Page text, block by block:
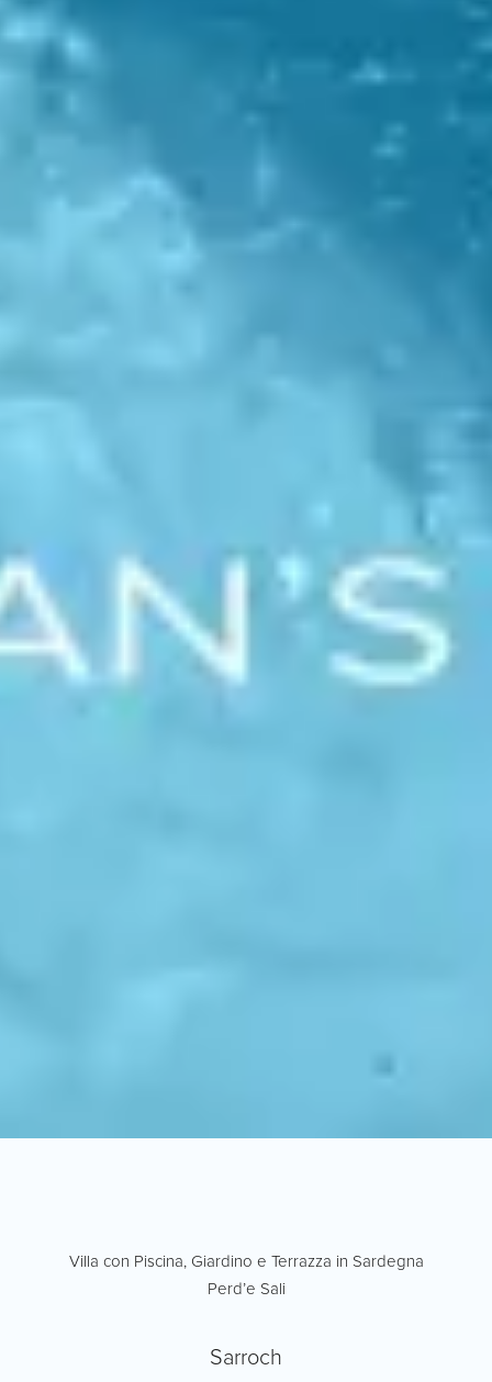
Villa con Piscina, Giardino e Terrazza in Sardegna
Perd’e Sali
Sarroch